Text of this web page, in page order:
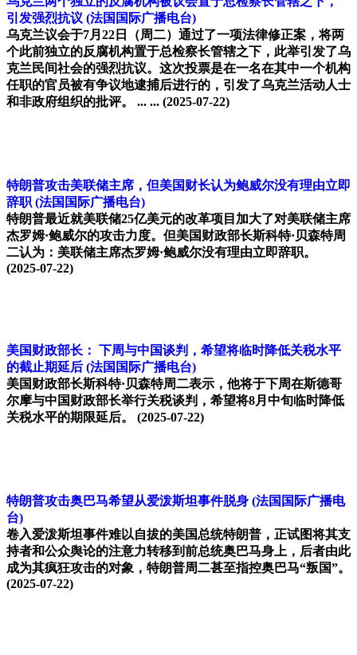
引发强烈抗议 (法国国际广播电台)
乌克兰议会于7月22日（周二）通过了一项法律修正案，将两
个此前独立的反腐机构置于总检察长管辖之下，此举引发了乌
克兰民间社会的强烈抗议。这次投票是在一名在其中一个机构
任职的官员被有争议地逮捕后进行的，引发了乌克兰活动人士
和非政府组织的批评。 ... ... (2025-07-22)
特朗普攻击美联储主席，但美国财长认为鲍威尔没有理由立即
辞职 (法国国际广播电台)
特朗普最近就美联储25亿美元的改革项目加大了对美联储主席
杰罗姆·鲍威尔的攻击力度。但美国财政部长斯科特·贝森特周
二认为：美联储主席杰罗姆·鲍威尔没有理由立即辞职。
(2025-07-22)
美国财政部长： 下周与中国谈判，希望将临时降低关税水平
的截止期延后 (法国国际广播电台)
美国财政部长斯科特·贝森特周二表示，他将于下周在斯德哥
尔摩与中国财政部长举行关税谈判，希望将8月中旬临时降低
关税水平的期限延后。 (2025-07-22)
特朗普攻击奥巴马希望从爱泼斯坦事件脱身 (法国国际广播电
台)
卷入爱泼斯坦事件难以自拔的美国总统特朗普，正试图将其支
持者和公众舆论的注意力转移到前总统奥巴马身上，后者由此
成为其疯狂攻击的对象，特朗普周二甚至指控奥巴马“叛国”。
(2025-07-22)